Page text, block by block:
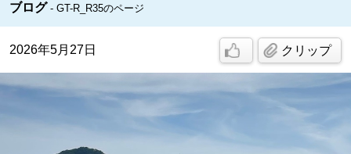
ブログ GT-R_R35のページ
2026年5月27日 クリップ